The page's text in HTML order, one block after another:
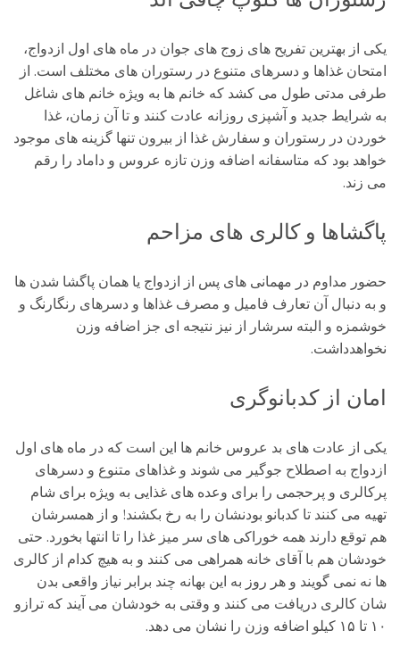
یکی از بهترین تفریح های زوج های جوان در ماه های اول ازدواج،
امتحان غذاها و دسرهای متنوع در رستوران های مختلف است. از
طرفی مدتی طول می کشد که خانم ها به ویژه خانم های شاغل
به شرایط جدید و آشپزی روزانه عادت کنند و تا آن زمان، غذا
خوردن در رستوران و سفارش غذا از بیرون تنها گزینه های موجود
خواهد بود که متاسفانه اضافه وزن تازه عروس و داماد را رقم
می زند.
پاگشاها و کالری های مزاحم
حضور مداوم در مهمانی های پس از ازدواج یا همان پاگشا شدن ها
و به دنبال آن تعارف فامیل و مصرف غذاها و دسرهای رنگارنگ و
خوشمزه و البته سرشار از نیز نتیجه ای جز اضافه وزن
نخواهدداشت.
امان از کدبانوگری
یکی از عادت های بد عروس خانم ها این است که در ماه های اول
ازدواج به اصطلاح جوگیر می شوند و غذاهای متنوع و دسرهای
پرکالری و پرحجمی را برای وعده های غذایی به ویژه برای شام
تهیه می کنند تا کدبانو بودنشان را به رخ بکشند! و از همسرشان
هم توقع دارند همه خوراکی های سر میز غذا را تا انتها بخورد. حتی
خودشان هم با آقای خانه همراهی می کنند و به هیچ کدام از کالری
ها نه نمی گویند و هر روز به این بهانه چند برابر نیاز واقعی بدن
شان کالری دریافت می کنند و وقتی به خودشان می آیند که ترازو
۱۰ تا ۱۵ کیلو اضافه وزن را نشان می دهد.